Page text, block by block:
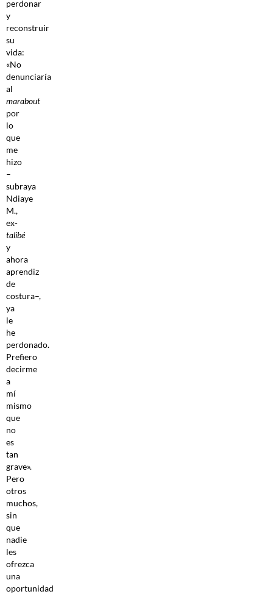
perdonar
y
reconstruir
su
vida:
«No
denunciaría
al
marabout
por
lo
que
me
hizo
–
subraya
Ndiaye
M.,
ex-
talibé
y
ahora
aprendiz
de
costura–,
ya
le
he
perdonado.
Prefiero
decirme
a
mí
mismo
que
no
es
tan
grave».
Pero
otros
muchos,
sin
que
nadie
les
ofrezca
una
oportunidad